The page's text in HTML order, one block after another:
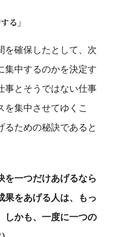
る」
を確保したとして、次
集中するのかを決定す
事とそうではない仕事
を集中させてゆくこ
るための秘訣であると
を一つだけあげるなら
果をあげる人は、もっ
しかも、一度に一つの